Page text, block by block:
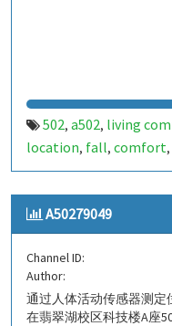
502, a502, living
location, fall, comfort,
活,tanbir,跌倒,定位,
indoor living comfort,
a50279048,849712
A50279049
Channel ID:
Author:
通过人体活动传感器测定
在翡翠湖校区科技楼A座